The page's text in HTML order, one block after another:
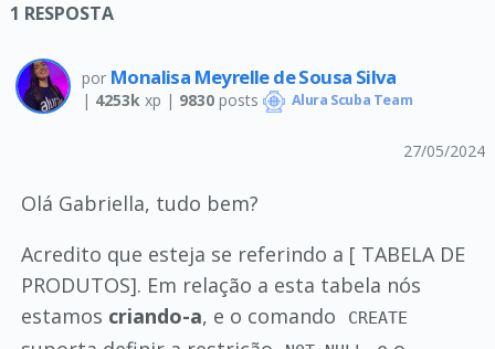
1 RESPOSTA
por Monalisa Meyrelle de Sousa Silva
| 4253k xp | 9830posts Alura Scuba Team
27/05/2024
Olá Gabriella, tudo bem?
Acredito que esteja se referindo a [ TABELA DE
PRODUTOS]. Em relação a esta tabela nós
estamos criando-a, e o comando CREATE